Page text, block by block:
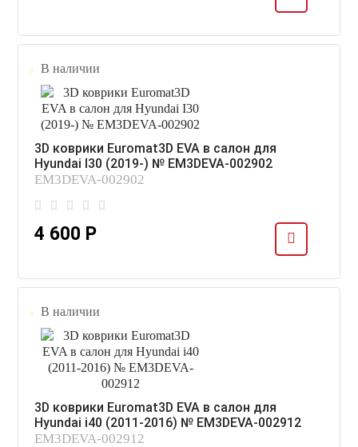
В наличии
3D коврики Euromat3D EVA в салон для
Hyundai I30 (2019-) № EM3DEVA-002902
EM3DEVA-002902
4 600 Р
В наличии
3D коврики Euromat3D EVA в салон для
Hyundai i40 (2011-2016) № EM3DEVA-002912
EM3DEVA-002912